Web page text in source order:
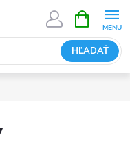
HĽADAŤ
KOŠÍK